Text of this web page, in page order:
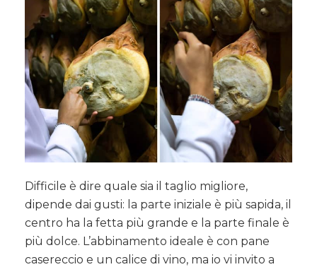
Difficile è dire quale sia il taglio migliore,
dipende dai gusti: la parte iniziale è più sapida, il
centro ha la fetta più grande e la parte finale è
più dolce. L’abbinamento ideale è con pane
casereccio e un calice di vino, ma io vi invito a